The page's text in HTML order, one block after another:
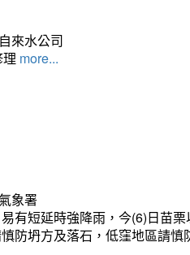
來水公司
more...
象署
有短延時強降雨，今(6)日苗
防坍方及落石，低窪地區請